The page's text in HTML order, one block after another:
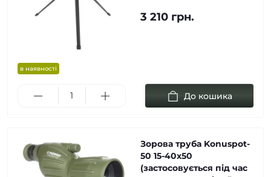
в наявності
3 210 грн.
До кошика
Зорова труба Konuspot-
50 15-40х50
(застосовується під час